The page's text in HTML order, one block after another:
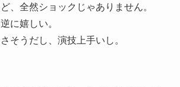
、全然ショックじゃありません。
に嬉しい。
そうだし、演技上手いし。